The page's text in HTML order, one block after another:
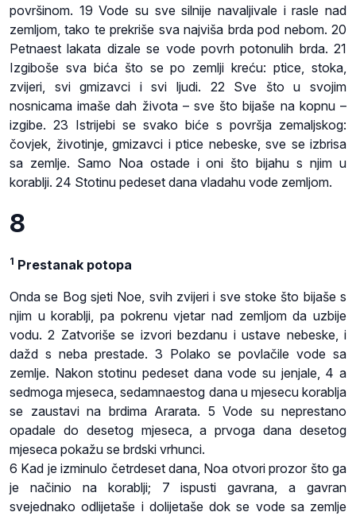
površinom. 19 Vode su sve silnije navaljivale i rasle nad
zemljom, tako te prekriše sva najviša brda pod nebom. 20
Petnaest lakata dizale se vode povrh potonulih brda. 21
Izgiboše sva bića što se po zemlji kreću: ptice, stoka,
zvijeri, svi gmizavci i svi ljudi. 22 Sve što u svojim
nosnicama imaše dah života – sve što bijaše na kopnu –
izgibe. 23 Istrijebi se svako biće s površja zemaljskog:
čovjek, životinje, gmizavci i ptice nebeske, sve se izbrisa
sa zemlje. Samo Noa ostade i oni što bijahu s njim u
korablji. 24 Stotinu pedeset dana vladahu vode zemljom.
8
1 Prestanak potopa
Onda se Bog sjeti Noe, svih zvijeri i sve stoke što bijaše s
njim u korablji, pa pokrenu vjetar nad zemljom da uzbije
vodu. 2 Zatvoriše se izvori bezdanu i ustave nebeske, i
dažd s neba prestade. 3 Polako se povlačile vode sa
zemlje. Nakon stotinu pedeset dana vode su jenjale, 4 a
sedmoga mjeseca, sedamnaestog dana u mjesecu korablja
se zaustavi na brdima Ararata. 5 Vode su neprestano
opadale do desetog mjeseca, a prvoga dana desetog
mjeseca pokažu se brdski vrhunci.
6 Kad je izminulo četrdeset dana, Noa otvori prozor što ga
je načinio na korablji; 7 ispusti gavrana, a gavran
svejednako odlijetaše i dolijetaše dok se vode sa zemlje